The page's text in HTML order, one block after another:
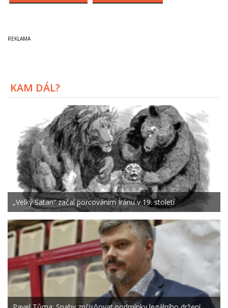
KAM DÁL?
„Velký Satan“ začal porcováním Íránu v 19. století